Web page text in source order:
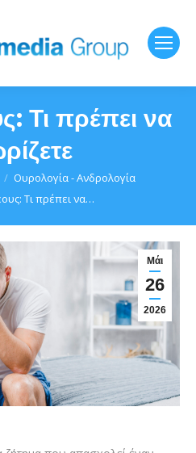
Τι πρέπει να
Ουρολογία - Ανδρολογία
Τι πρέπει να…
Μάι
26
2026